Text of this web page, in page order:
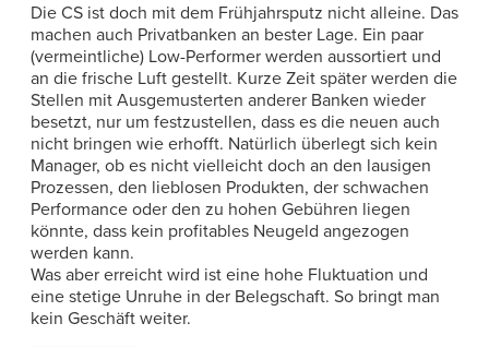
Die CS ist doch mit dem Frühjahrsputz nicht alleine. Das
machen auch Privatbanken an bester Lage. Ein paar
(vermeintliche) Low-Performer werden aussortiert und
an die frische Luft gestellt. Kurze Zeit später werden die
Stellen mit Ausgemusterten anderer Banken wieder
besetzt, nur um festzustellen, dass es die neuen auch
nicht bringen wie erhofft. Natürlich überlegt sich kein
Manager, ob es nicht vielleicht doch an den lausigen
Prozessen, den lieblosen Produkten, der schwachen
Performance oder den zu hohen Gebühren liegen
könnte, dass kein profitables Neugeld angezogen
werden kann.
Was aber erreicht wird ist eine hohe Fluktuation und
eine stetige Unruhe in der Belegschaft. So bringt man
kein Geschäft weiter.